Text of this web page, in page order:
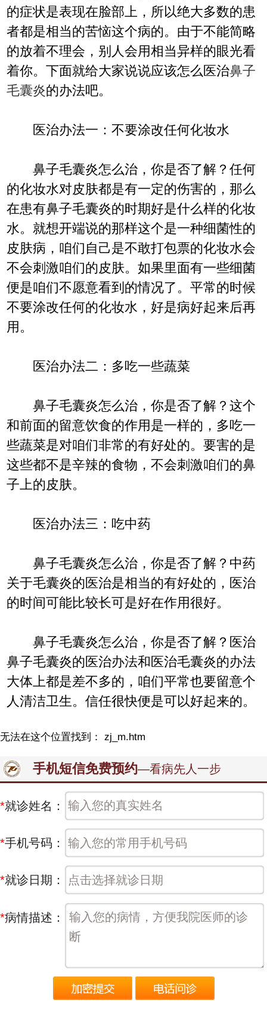
的症状是表现在脸部上，所以绝大多数的患
者都是相当的苦恼这个病的。由于不能简略
的放着不理会，别人会用相当异样的眼光看
着你。下面就给大家说说应该怎么医治鼻子
毛囊炎的办法吧。
医治办法一：不要涂改任何化妆水
鼻子毛囊炎怎么治，你是否了解？任何
的化妆水对皮肤都是有一定的伤害的，那么
在患有鼻子毛囊炎的时期好是什么样的化妆
水。就想开端说的那样这个是一种细菌性的
皮肤病，咱们自己是不敢打包票的化妆水会
不会刺激咱们的皮肤。如果里面有一些细菌
便是咱们不愿意看到的情况了。平常的时候
不要涂改任何的化妆水，好是病好起来后再
用。
医治办法二：多吃一些蔬菜
鼻子毛囊炎怎么治，你是否了解？这个
和前面的留意饮食的作用是一样的，多吃一
些蔬菜是对咱们非常的有好处的。要害的是
这些都不是辛辣的食物，不会刺激咱们的鼻
子上的皮肤。
医治办法三：吃中药
鼻子毛囊炎怎么治，你是否了解？中药
关于毛囊炎的医治是相当的有好处的，医治
的时间可能比较长可是好在作用很好。
鼻子毛囊炎怎么治，你是否了解？医治
鼻子毛囊炎的医治办法和医治毛囊炎的办法
大体上都是差不多的，咱们平常也要留意个
人清洁卫生。信任很快便是可以好起来的。
无法在这个位置找到： zj_m.htm
手机短信免费预约—看病先人一步
*就诊姓名：
*手机号码：
*就诊日期：
*病情描述：